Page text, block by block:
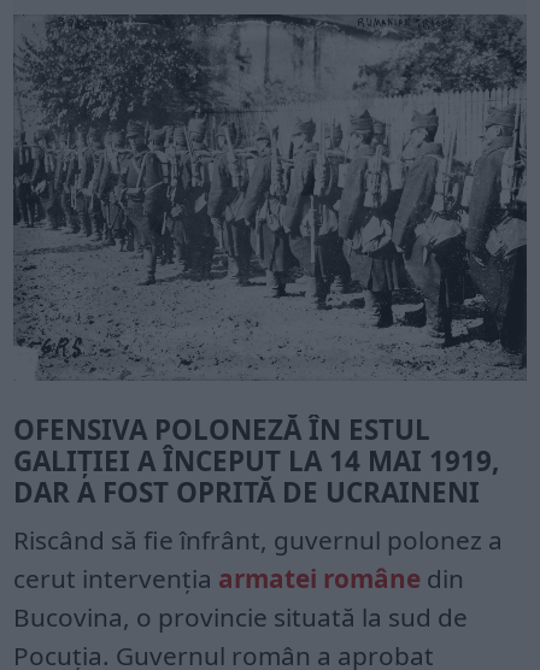
OFENSIVA POLONEZĂ ÎN ESTUL
GALIȚIEI A ÎNCEPUT LA 14 MAI 1919,
DAR A FOST OPRITĂ DE UCRAINENI
Riscând să fie înfrânt, guvernul polonez a
cerut intervenția armatei române din
Bucovina, o provincie situată la sud de
Pocuția. Guvernul român a aprobat